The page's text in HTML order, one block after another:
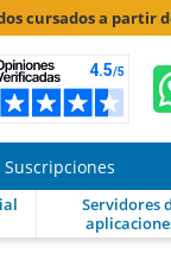
cursados a
Suscripciones
Servidores